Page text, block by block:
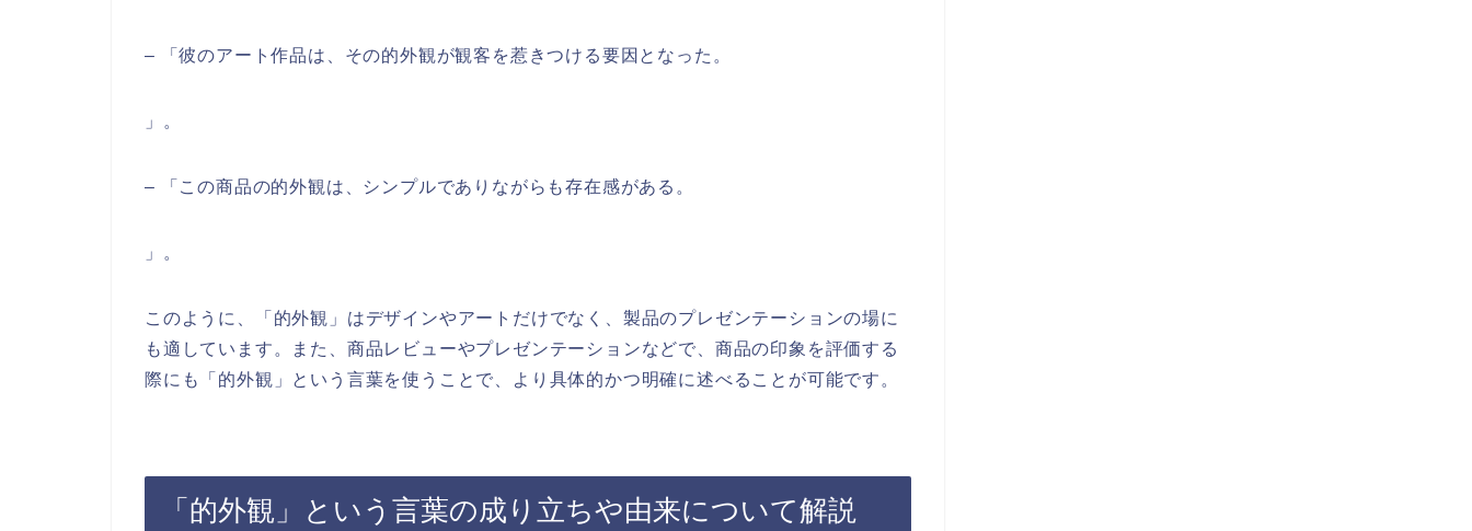
– 「彼のアート作品は、その的外観が観客を惹きつける要因となった。
」。
– 「この商品の的外観は、シンプルでありながらも存在感がある。
」。
このように、「的外観」はデザインやアートだけでなく、製品のプレゼンテーションの場に
も適しています。また、商品レビューやプレゼンテーションなどで、商品の印象を評価する
際にも「的外観」という言葉を使うことで、より具体的かつ明確に述べることが可能です。
「的外観」という言葉の成り立ちや由来について解説